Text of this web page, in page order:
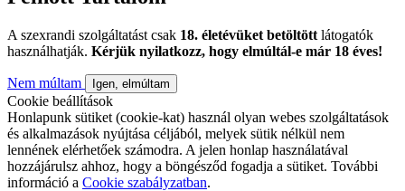
A szexrandi szolgáltatást csak 18. életévüket betöltött látogatók
használhatják. Kérjük nyilatkozz, hogy elmúltál-e már 18 éves!
Nem múltam Igen, elmúltam
Cookie beállítások
Honlapunk sütiket (cookie-kat) használ olyan webes szolgáltatások
és alkalmazások nyújtása céljából, melyek sütik nélkül nem
lennének elérhetőek számodra. A jelen honlap használatával
hozzájárulsz ahhoz, hogy a böngésződ fogadja a sütiket. További
információ a Cookie szabályzatban.